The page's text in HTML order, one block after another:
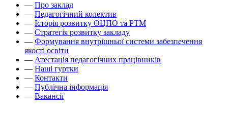
— Про заклад
— Педагогічний колектив
— Історія розвитку ОЦПО та РТМ
— Стратегія розвитку закладу
— Формування внутрішньої системи забезпечення
якості освіти
— Атестація педагогічних працівників
— Наші гуртки
— Контакти
— Публічна інформація
— Вакансії